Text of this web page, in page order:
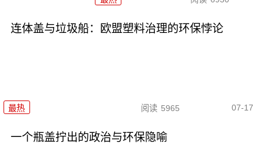
连体盖与垃圾船：欧盟塑料治理的环保悖论
最热 阅读 5965 07-17
一个瓶盖拧出的政治与环保隐喻